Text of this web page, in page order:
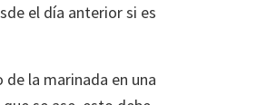
el día anterior si es
la marinada en una